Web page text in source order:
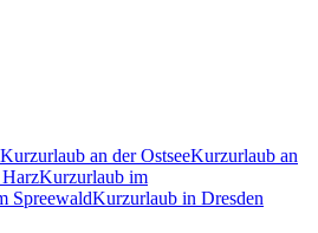
Kurzurlaub an der OstseeKurzurlaub an
Kurzurlaub im
SpreewaldKurzurlaub in Dresden